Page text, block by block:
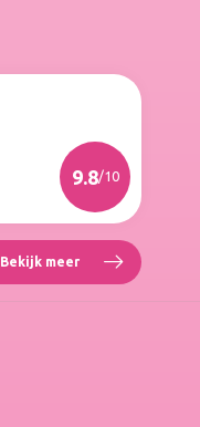
9.8/10
Bekijk meer Reviews
Roxenne